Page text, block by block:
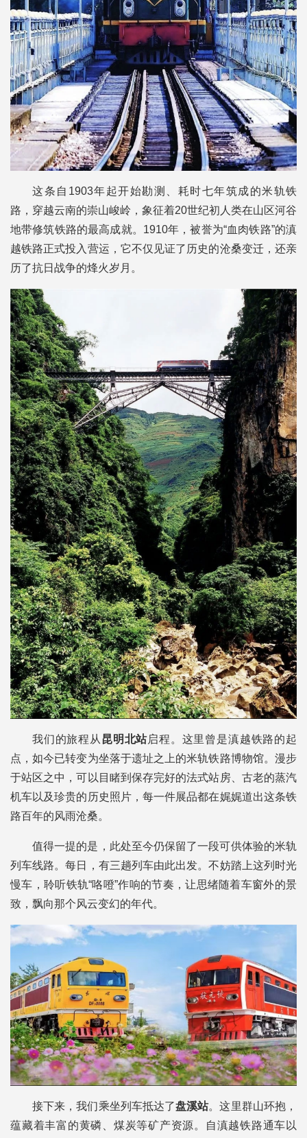
这条自1903年起开始勘测、耗时七年筑成的米轨铁
路，穿越云南的崇山峻岭，象征着20世纪初人类在山区河谷
地带修筑铁路的最高成就。1910年，被誉为“血肉铁路”的滇
越铁路正式投入营运，它不仅见证了历史的沧桑变迁，还亲
历了抗日战争的烽火岁月。
我们的旅程从 昆明北站启程。这里曾是滇越铁路的起
点，如今已转变为坐落于遗址之上的米轨铁路博物馆。漫步
于站区之中，可以目睹到保存完好的法式站房、古老的蒸汽
机车以及珍贵的历史照片，每一件展品都在娓娓道出这条铁
路百年的风雨沧桑。
值得一提的是，此处至今仍保留了一段可供体验的米轨
列车线路。每日，有三趟列车由此出发。不妨踏上这列时光
慢车，聆听铁轨“咯噔”作响的节奏，让思绪随着车窗外的景
致，飘向那个风云变幻的年代。
接下来，我们乘坐列车抵达了盘溪站。这里群山环抱，
蕴藏着丰富的黄磷、煤炭等矿产资源。自滇越铁路通车以